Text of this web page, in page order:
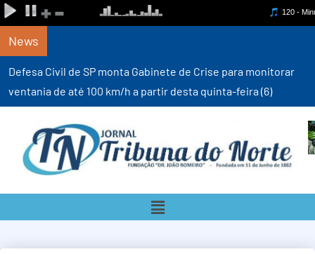
News
Defesa Civil de SP monta Gabinete de Crise para monitorar
ventania de até 100 km/h a partir desta quinta-feira (6)